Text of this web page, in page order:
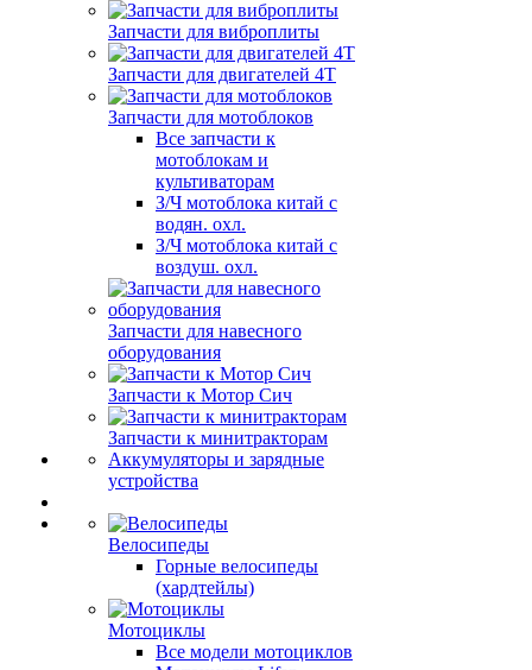
Запчасти для виброплиты
Запчасти для двигателей 4Т
Запчасти для мотоблоков
Все запчасти к
мотоблокам и
культиваторам
З/Ч мотоблока китай с
водян. охл.
З/Ч мотоблока китай с
воздуш. охл.
Запчасти для навесного
оборудования
Запчасти к Мотор Сич
Запчасти к минитракторам
Аккумуляторы и зарядные
устройства
Велосипеды
Горные велосипеды
(хардтейлы)
Мотоциклы
Все модели мотоциклов